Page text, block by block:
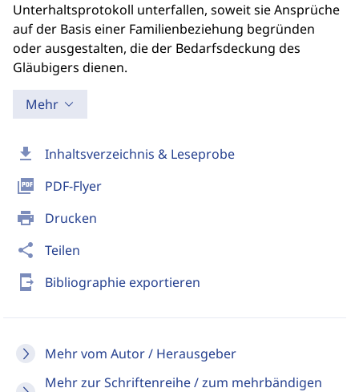
download Inhaltsverzeichnis & Leseprobe
picture_as_pdf PDF-Flyer
print Drucken
share Teilen
send_to_mobile Bibliographie exportieren
Mehr vom Autor / Herausgeber
Mehr zur Schriftenreihe / zum mehrbändigen
Unterhaltsprotokoll unterfallen, soweit sie Ansprüche
auf der Basis einer Familienbeziehung begründen
oder ausgestalten, die der Bedarfsdeckung des
Gläubigers dienen.
Mehr